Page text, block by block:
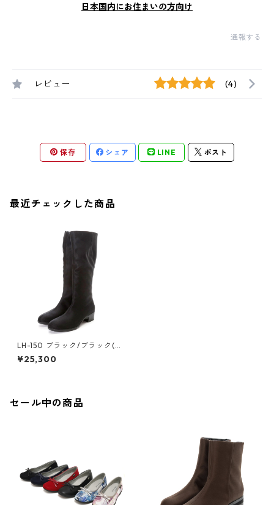
日本国内にお住まいの方向け
通報する
レビュー (4)
保存 シェア LINE ポスト
最近チェックした商品
LH-150 ブラック/ブラック(ナ
イロン調) スリムフィットロン
グブーツ ゴアテックス(透湿防
¥25,300
セール中の商品